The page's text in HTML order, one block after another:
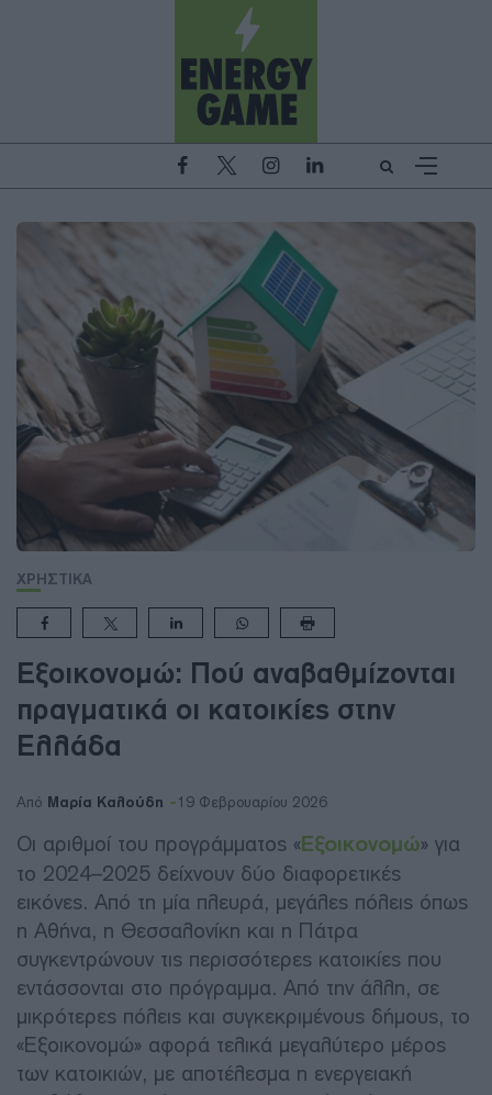
ΧΡΗΣΤΙΚΑ
Εξοικονομώ: Πού αναβαθμίζονται
πραγματικά οι κατοικίες στην
Ελλάδα
Από Μαρία Καλούδη 19 Φεβρουαρίου 2026
Οι αριθμοί του προγράμματος «Εξοικονομώ» για
το 2024–2025 δείχνουν δύο διαφορετικές
εικόνες. Από τη μία πλευρά, μεγάλες πόλεις όπως
η Αθήνα, η Θεσσαλονίκη και η Πάτρα
συγκεντρώνουν τις περισσότερες κατοικίες που
εντάσσονται στο πρόγραμμα. Από την άλλη, σε
μικρότερες πόλεις και συγκεκριμένους δήμους, το
«Εξοικονομώ» αφορά τελικά μεγαλύτερο μέρος
των κατοικιών, με αποτέλεσμα η ενεργειακή